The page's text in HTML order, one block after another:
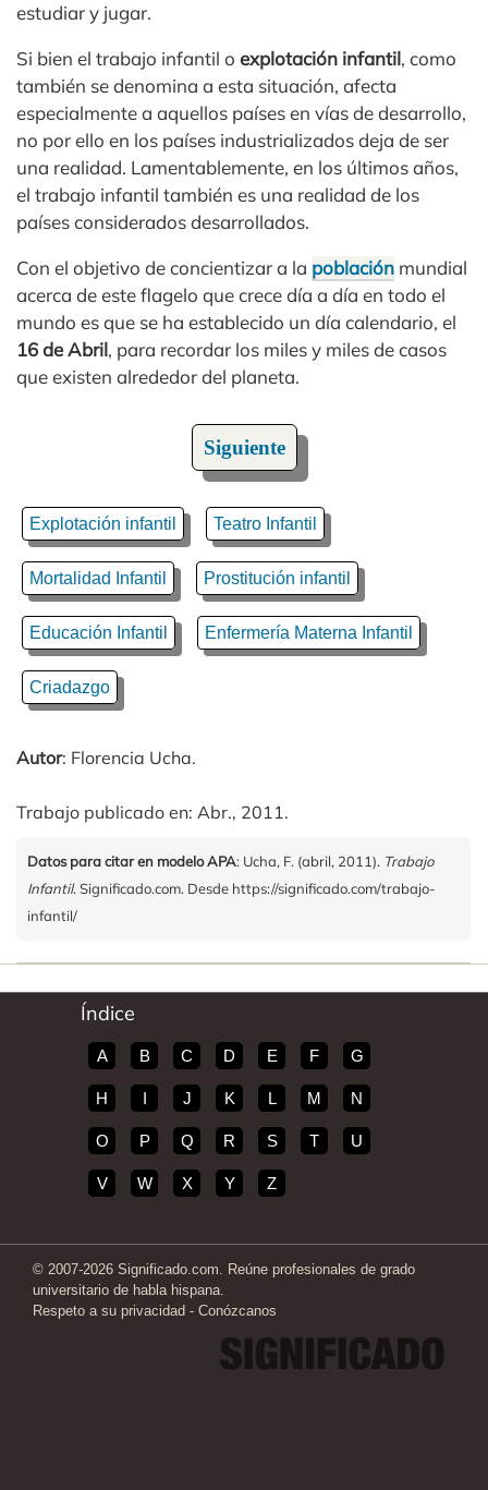
estudiar y jugar.
Si bien el trabajo infantil o explotación infantil, como
también se denomina a esta situación, afecta
especialmente a aquellos países en vías de desarrollo,
no por ello en los países industrializados deja de ser
una realidad. Lamentablemente, en los últimos años,
el trabajo infantil también es una realidad de los
países considerados desarrollados.
Con el objetivo de concientizar a la población mundial
acerca de este flagelo que crece día a día en todo el
mundo es que se ha establecido un día calendario, el
16 de Abril, para recordar los miles y miles de casos
que existen alrededor del planeta.
Siguiente
Explotación infantil Teatro Infantil
Mortalidad Infantil Prostitución infantil
Educación Infantil Enfermería Materna Infantil
Criadazgo
Autor: Florencia Ucha.
Trabajo publicado en: Abr., 2011.
Datos para citar en modelo APA: Ucha, F. (abril, 2011). Trabajo
Infantil. Significado.com. Desde https://significado.com/trabajo-
infantil/
Índice
A B C D E F G
H I J K L M N
O P Q R S T U
V W X Y Z
© 2007-2026 Significado.com. Reúne profesionales de grado
universitario de habla hispana.
Respeto a su privacidad - Conózcanos